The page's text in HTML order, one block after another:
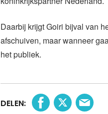
Daarbij krijgt Goiri bijval van
afschuiven, maar wanneer
het publiek.
DELEN: